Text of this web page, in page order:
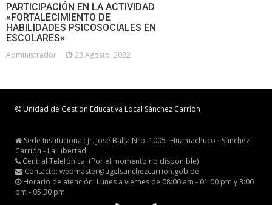
PARTICIPACIÓN EN LA ACTIVIDAD
«FORTALECIMIENTO DE
HABILIDADES PSICOSOCIALES EN
ESCOLARES»
Administrador 23 Agosto, 2022
Unidad de Gestion Educativa Local Sánchez Carrión
Sede Institucional: Jr. José Balta Nro. 1005- Huamachuco - Sánchez
Carrión - La Libertad
Central Telefónica: (Por el momento no disponible)
Contacto: webmaster@ugelsanchezcarrion.gob.pe
Horario de atención: Lunes a viernes de 08:00 am - 01:00 pm y 3:00
pm - 05:30 pm